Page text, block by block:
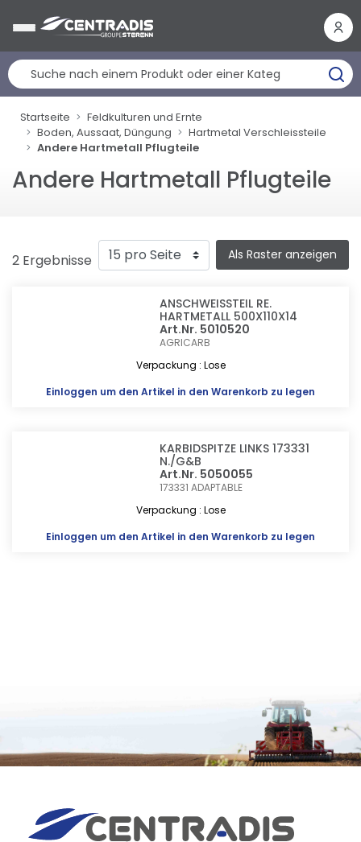
Startseite
Feldkulturen und Ernte
Boden, Aussaat, Düngung
Hartmetal Verschleissteile
Andere Hartmetall Pflugteile
Andere Hartmetall Pflugteile
2 Ergebnisse Als Raster anzeigen
ANSCHWEISSTEIL RE. H
ARTMETALL 500X110X14
Art.Nr. 5010520
AGRICARB
Verpackung : Lose
Einloggen um den Artikel in den Warenkorb zu legen
KARBIDSPITZE LINKS 173331
N./G&B
Art.Nr. 5050055
173331ADAPTABLE
Verpackung : Lose
Einloggen um den Artikel in den Warenkorb zu legen